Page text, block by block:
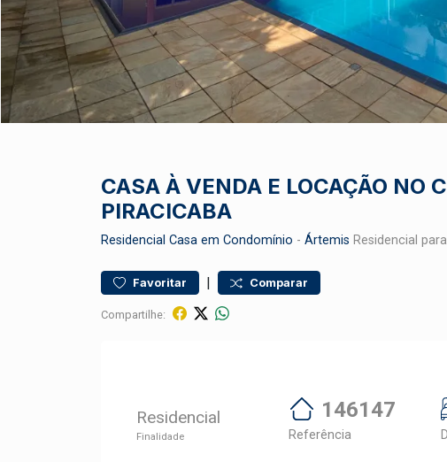
CASA À VENDA E LOCAÇÃO NO
PIRACICABA
Residencial Casa em Condomínio - Ártemis Residencial
Favoritar | Comparar
Compartilhe:
Residencial
Finalidade
146147
Referência